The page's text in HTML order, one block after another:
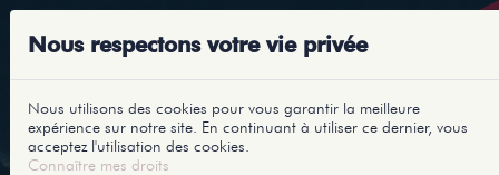
Nous respectons votre vie privée
Nous utilisons des cookies pour vous garantir la meilleure
expérience sur notre site. En continuant à utiliser ce dernier, vous
acceptez l'utilisation des cookies.
Connaître mes droits